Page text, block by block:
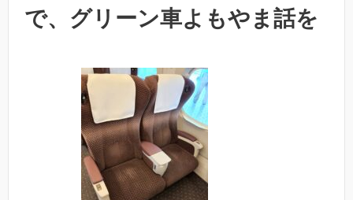
で、グリーン車よもやま話を